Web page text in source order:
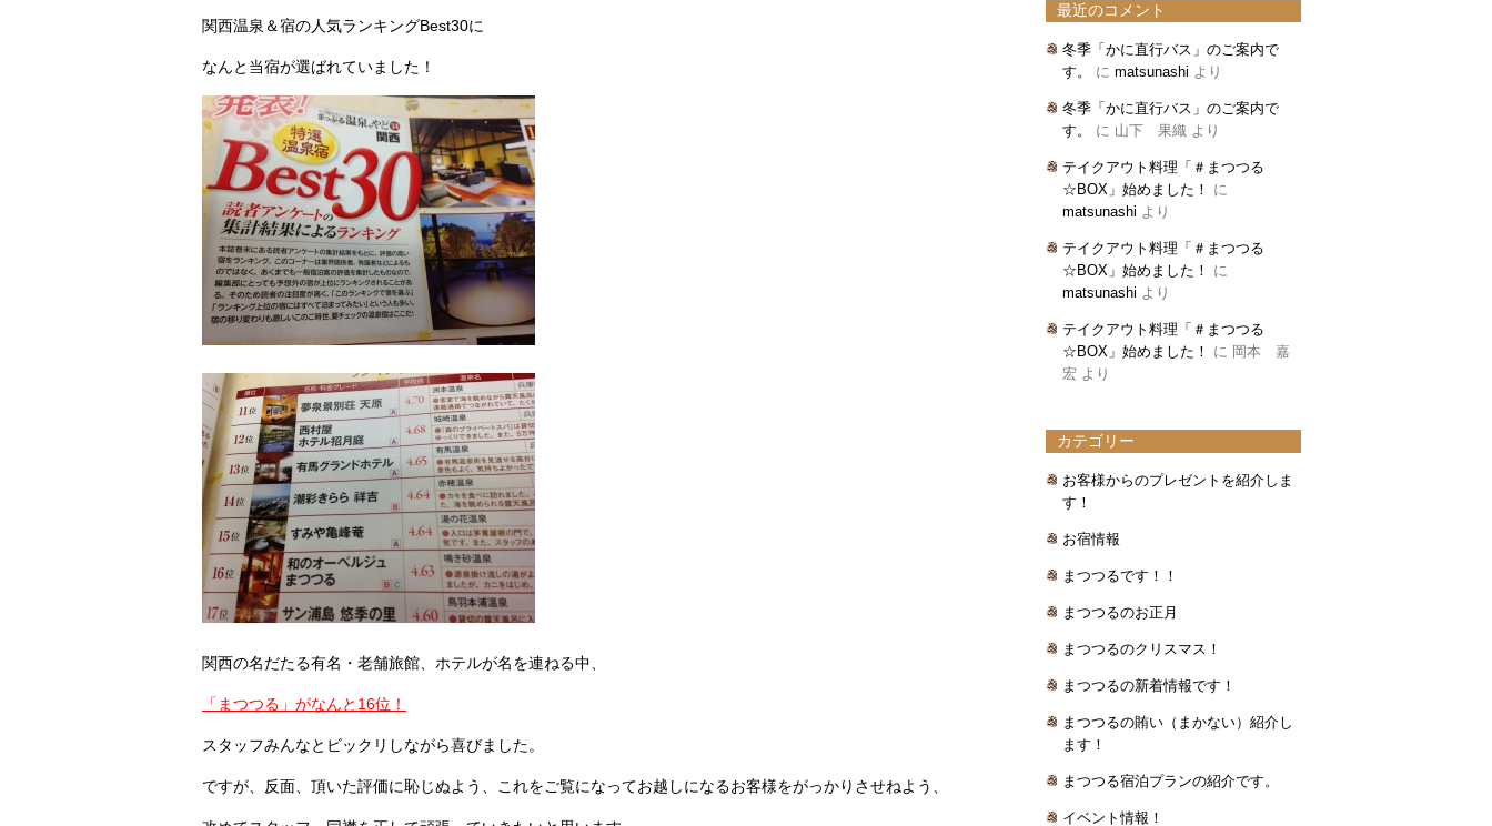
関西温泉＆宿の人気ランキングBest30に
なんと当宿が選ばれていました！
関西の名だたる有名・老舗旅館、ホテルが名を連ねる中、
「まつつる」がなんと16位！
スタッフみんなとビックリしながら喜びました。
ですが、反面、頂いた評価に恥じぬよう、これをご覧になってお越しになるお客様をがっかりさせねよう、
最近のコメント
冬季「かに直行バス」のご案内で
す。
に matsunashi より
冬季「かに直行バス」のご案内で
す。
に 山下 果織 より
テイクアウト料理「＃まつつる
☆BOX」始めました！
に
matsunashi より
テイクアウト料理「＃まつつる
☆BOX」始めました！
に
matsunashi より
テイクアウト料理「＃まつつる
☆BOX」始めました！
に 岡本 嘉
宏 より
カテゴリー
お客様からのプレゼントを紹介しま
す！
お宿情報
まつつるです！！
まつつるのお正月
まつつるのクリスマス！
まつつるの新着情報です！
まつつるの賄い（まかない）紹介し
ます！
まつつる宿泊プランの紹介です。
イベント情報！